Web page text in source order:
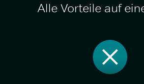
Alle Vorteile auf